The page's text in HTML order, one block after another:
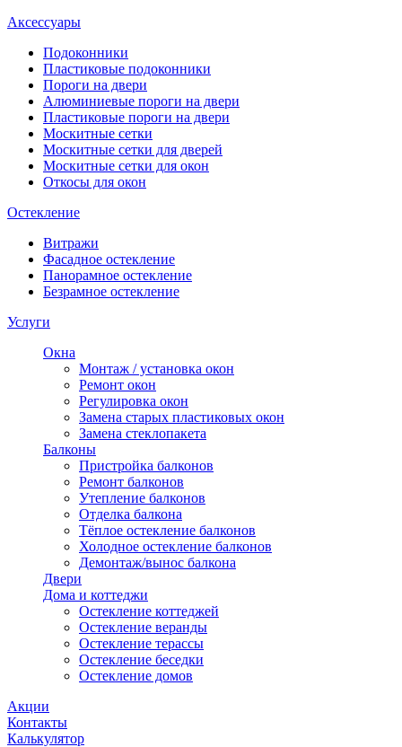
Аксессуары
Подоконники
Пластиковые подоконники
Пороги на двери
Алюминиевые пороги на двери
Пластиковые пороги на двери
Москитные сетки
Москитные сетки для дверей
Москитные сетки для окон
Откосы для окон
Остекление
Витражи
Фасадное остекление
Панорамное остекление
Безрамное остекление
Услуги
Окна
Монтаж / установка окон
Ремонт окон
Регулировка окон
Замена старых пластиковых окон
Замена стеклопакета
Балконы
Пристройка балконов
Ремонт балконов
Утепление балконов
Отделка балкона
Тёплое остекление балконов
Холодное остекление балконов
Демонтаж/вынос балкона
Двери
Дома и коттеджи
Остекление коттеджей
Остекление веранды
Остекление терассы
Остекление беседки
Остекление домов
Акции
Контакты
Калькулятор